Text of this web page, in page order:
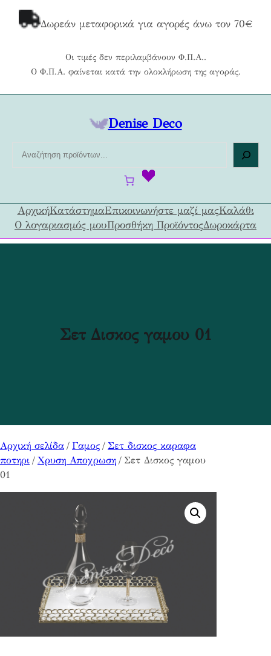
Δωρεάν μεταφορικά για αγορές άνω τον 70€
Οι τιμές δεν περιλαμβάνουν Φ.Π.Α..
Ο Φ.Π.Α. φαίνεται κατά την ολοκλήρωση της αγοράς.
Denise Deco
ή
τ
η
ΑρχικήΚατάστημαΕπικοινωνήστε μαζί μαςΚαλάθι
Ο λογαριασμός μουΠροσθήκη ΠροϊόντοςΔωροκάρτα
Σετ Δισκος γαμου 01
Αρχική σελίδα / Γαμος / Σετ δισκος καραφα
ποτηρι / Χρυση Αποχρωση / Σετ Δισκος γαμου
01